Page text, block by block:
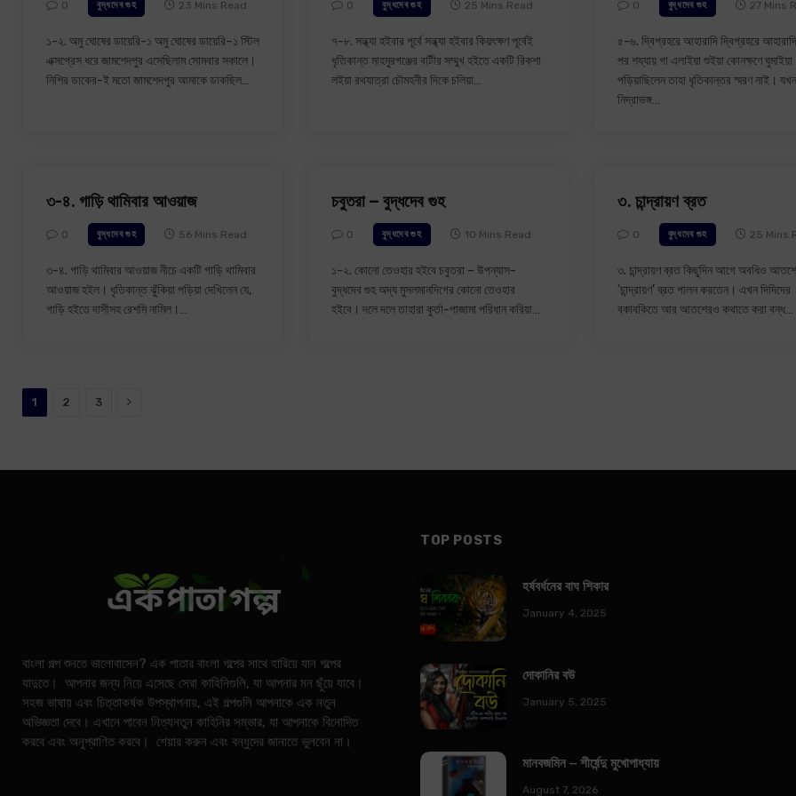
0 বুদ্ধদেব গুহ 23 Mins Read
১-২. অমু ঘোষের ডায়েরি-১ অমু ঘোষের ডায়েরি–১ স্টিল
এক্সপ্রেস ধরে জামশেদপুর এসেছিলাম সোমবার সকালে।
নিশির ডাকের-ই মতো জামশেদপুর আমাকে ডাকছিল…
0 বুদ্ধদেব গুহ 25 Mins Read
৭-৮. সন্ধ্যা হইবার পূর্বে সন্ধ্যা হইবার কিয়ৎক্ষণ পূর্বেই
ধৃতিকান্ত মাহমুরগঞ্জের বাটীর সম্মুখ হইতে একটি রিকশা
লইয়া রথযাত্রা চৌমহনীর দিকে চলিয়া…
0 বুদ্ধদেব গুহ 27 Mins
৫-৬. দ্বিপ্রহরে আহারাদি দ্বিপ্রহরে আহারাদি
পর শয্যায় গা এলাইয়া শুইয়া কোনক্ষণে ঘুমাইয়া
পড়িয়াছিলেন তাহা ধৃতিকান্তর স্মরণ নাই। যখন
নিদ্রাভঙ্গ…
৩-৪. গাড়ি থামিবার আওয়াজ
0 বুদ্ধদেব গুহ 56 Mins Read
৩-৪. গাড়ি থামিবার আওয়াজ নীচে একটি গাড়ি থামিবার
আওয়াজ হইল। ধৃতিকান্ত ঝুঁকিয়া পড়িয়া দেখিলেন যে,
গাড়ি হইতে দাসীসহ রেশমি নামিল।…
চবুতরা – বুদ্ধদেব গুহ
0 বুদ্ধদেব গুহ 10 Mins Read
১-২. কোনো তেওহার হইবে চবুতরা – উপন্যাস-
বুদ্ধদেব গুহ অদ্য মুসলমানদিগের কোনো তেওহার
হইবে। দলে দলে তাহারা কুর্তা-পাজামা পরিধান করিয়া…
৩. চান্দ্রায়ণ ব্রত
0 বুদ্ধদেব গুহ 25 Mins
৩. চান্দ্রায়ণ ব্রত কিছুদিন আগে অবধিও
‘চান্দ্রায়ণ’ ব্রত পালন করতেন। এখন দিদিদের
বকাবকিতে আর আতশেরও কথাতে করা বন্ধ…
1 2 3 Next
বাংলা গল্প শুনতে ভালোবাসেন? এক পাতার বাংলা গল্পের সাথে হারিয়ে যান গল্পের
যাদুতে। আপনার জন্য নিয়ে এসেছে সেরা কাহিনিগুলি, যা আপনার মন ছুঁয়ে যাবে।
সহজ ভাষায় এবং চিত্তাকর্ষক উপস্থাপনায়, এই গল্পগুলি আপনাকে এক নতুন
অভিজ্ঞতা দেবে। এখানে পাবেন নিত্যনতুন কাহিনির সম্ভার, যা আপনাকে বিনোদিত
করবে এবং অনুপ্রাণিত করবে। শেয়ার করুন এবং বন্ধুদের জানাতে ভুলবেন না।
TOP POSTS
হর্ষবর্ধনের বাঘ শিকার
January 4, 2025
দোকানির বউ
January 5, 2025
মানবজমিন – শীর্ষেন্দু মুখোপাধ্যায়
August 7, 2026